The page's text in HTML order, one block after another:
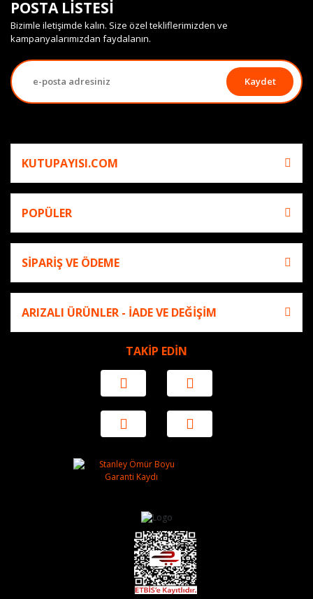
POSTA LİSTESİ
Bizimle iletişimde kalın. Size özel tekliflerimizden ve
kampanyalarımızdan faydalanın.
Kaydet
KUTUPAYISI.COM
POPÜLER
SİPARİŞ VE ÖDEME
ARIZALI ÜRÜNLER - İADE VE DEĞİŞİM
TAKİP EDİN